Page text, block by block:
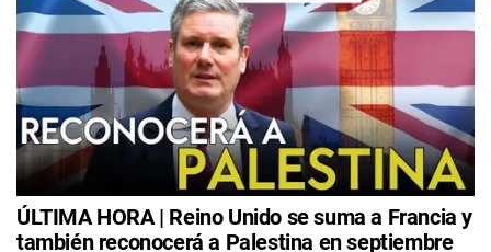
ÚLTIMA HORA | Reino Unido se suma a Francia y
también reconocerá a Palestina en septiembre